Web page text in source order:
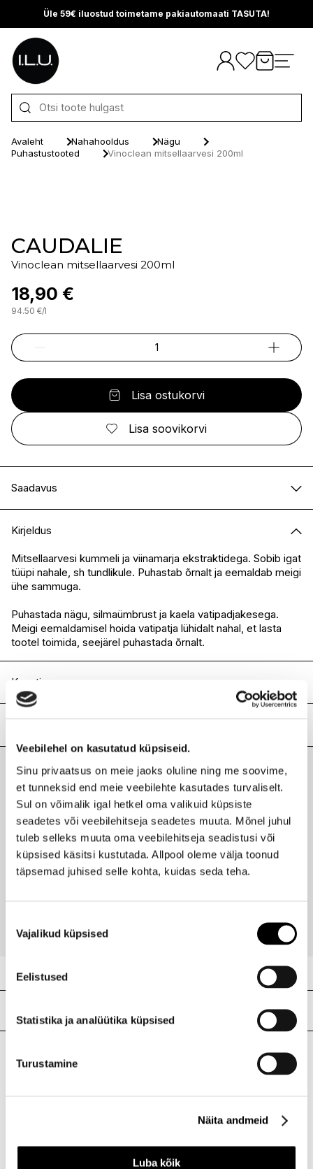
Veebilehel on kasutatud küpsiseid.
Sinu privaatsus on meie jaoks oluline ning me soovime,
et tunneksid end meie veebilehte kasutades turvaliselt.
Sul on võimalik igal hetkel oma valikuid küpsiste
seadetes või veebilehitseja seadetes muuta. Mõnel juhul
tuleb selleks muuta oma veebilehitseja seadistusi või
küpsised käsitsi kustutada. Allpool oleme välja toonud
täpsemad juhised selle kohta, kuidas seda teha.
valik
Vajalikud küpsised
Eelistused
Statistika ja analüütika küpsised
Turustamine
Näita andmeid
Luba kõik
Üle 59€ iluostud toimetame pakiautomaati TASUTA!
Otse sisu juurde
Avaleht Nahahooldus
Nägu
Puhastustooted
Vinoclean mitsellaarvesi 200ml
CAUDALIE
Vinoclean mitsellaarvesi 200ml
18,90 €
94.50 €/l
Lisa ostukorvi
Lisa soovikorvi
Saadavus
I.L.U. Kristiine
I.L.U. Ülemiste
Saadaval
I.L.U. Rocca
Saadaval
I.L.U. Lõunakeskus
I.L.U. Pärnu
Ei ole saadaval
Kirjeldus
Mitsellaarvesi kummeli ja viinamarja ekstraktidega. Sobib igat
tüüpi nahale, sh tundlikule. Puhastab õrnalt ja eemaldab meigi
ühe sammuga.
Puhastada nägu, silmaümbrust ja kaela vatipadjakesega.
Meigi eemaldamisel hoida vatipatja lühidalt nahal, et lasta
tootel toimida, seejärel puhastada õrnalt.
Koostis
AQUA/WATER/EAU, GLYCERIN, POLOXAMER 188, VITIS
LEVULINATE, SODIUM ANISATE, SODIUM CHLORIDE,
CHAMOMILLA RECUTITA (MATRICARIA) FLOWER
EXTRACT, CITRIC ACID, VITIS VINIFERA (GRAPE) JUICE,
SODIUM BENZOATE, POTASSIUM SORBATE, PARFUM
(FRAGRANCE).(067/178).
Kaubamärk
CAUDALIE
Laokood
H0205933
Ribakood
3522930003090
Viimati vaadatud tooted
CAUDALIE
Vinoclean mitsellaarvesi 200ml
Meie poed